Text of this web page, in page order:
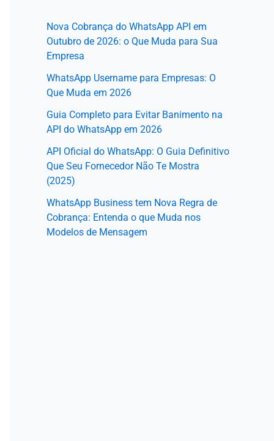
Nova Cobrança do WhatsApp API em
Outubro de 2026: o Que Muda para Sua
Empresa
WhatsApp Username para Empresas: O
Que Muda em 2026
Guia Completo para Evitar Banimento na
API do WhatsApp em 2026
API Oficial do WhatsApp: O Guia Definitivo
Que Seu Fornecedor Não Te Mostra
(2025)
WhatsApp Business tem Nova Regra de
Cobrança: Entenda o que Muda nos
Modelos de Mensagem